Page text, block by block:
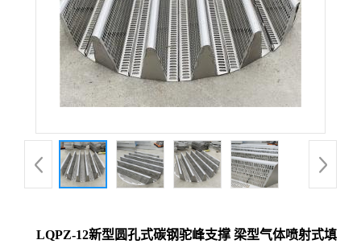
LQPZ-12新型圆孔式碳钢驼峰支撑 梁型气体喷射式填